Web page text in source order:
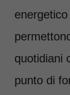
quotidiani
punto di